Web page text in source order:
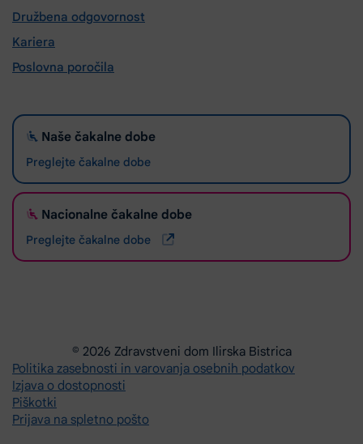
Družbena odgovornost
Kariera
Poslovna poročila
Naše čakalne dobe
Preglejte čakalne dobe
Nacionalne čakalne dobe
Preglejte čakalne dobe
© 2026 Zdravstveni dom Ilirska Bistrica
Politika zasebnosti in varovanja osebnih podatkov
Izjava o dostopnosti
Piškotki
Prijava na spletno pošto